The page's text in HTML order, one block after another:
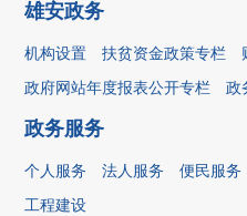
雄安政务
机构设置 扶贫资金政策专栏
政府网站年度报表公开专栏
政
政务服务
个人服务 法人服务 便民服务
工程建设